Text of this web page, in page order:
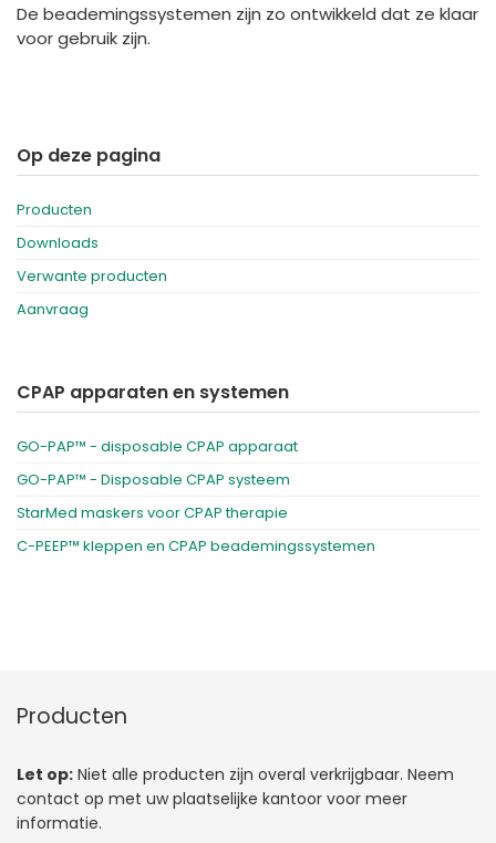
De beademingssystemen zijn zo ontwikkeld dat ze klaar
voor gebruik zijn.
Op deze pagina
Producten
Downloads
Verwante producten
Aanvraag
CPAP apparaten en systemen
GO-PAP™ - disposable CPAP apparaat
GO-PAP™ - Disposable CPAP systeem
StarMed maskers voor CPAP therapie
C-PEEP™ kleppen en CPAP beademingssystemen
Producten
Let op: Niet alle producten zijn overal verkrijgbaar. Neem
contact op met uw plaatselijke kantoor voor meer
informatie.